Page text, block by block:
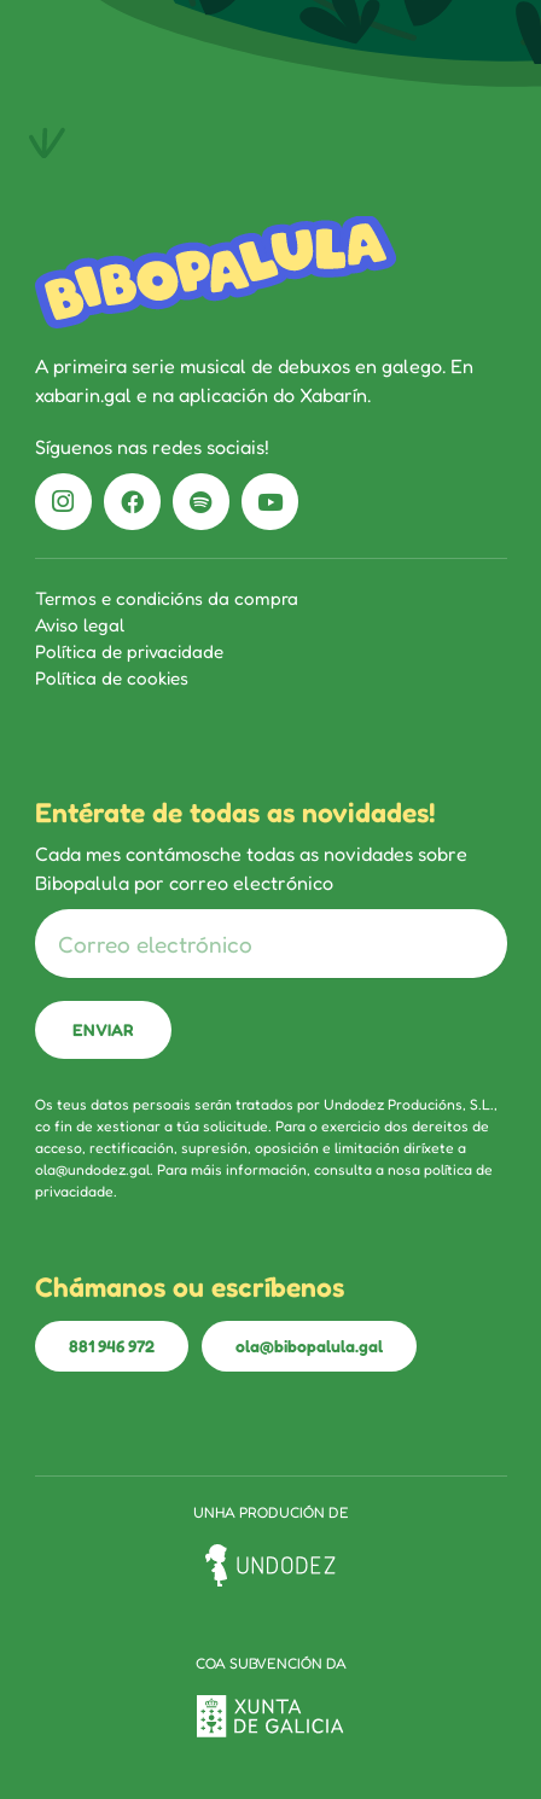
A primeira serie musical de debuxos en galego. En
xabarin.gal e na aplicación do Xabarín.
Síguenos nas redes sociais!
Termos e condicións da compra
Aviso legal
Política de privacidade
Política de cookies
Entérate de todas as novidades!
Cada mes contámosche todas as novidades sobre
Bibopalula por correo electrónico
Os teus datos persoais serán tratados por Undodez Producións, S.L.,
co fin de xestionar a túa solicitude. Para o exercicio dos dereitos de
acceso, rectificación, supresión, oposición e limitación diríxete a
ola@undodez.gal. Para máis información, consulta a nosa política de
privacidade.
Chámanos ou escríbenos
881 946 972 ola@bibopalula.gal
UNHA PRODUCIÓN DE
COA SUBVENCIÓN DA